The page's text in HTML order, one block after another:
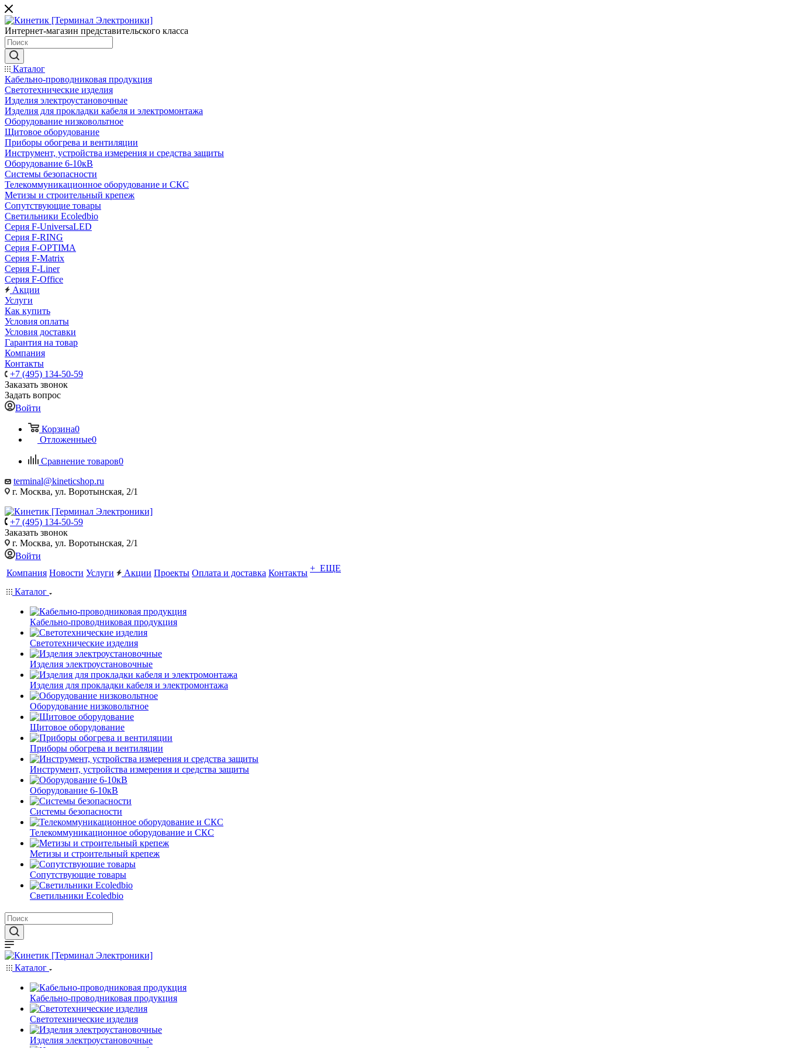
Интернет-магазин представительского класса
Каталог
Кабельно-проводниковая продукция
Светотехнические изделия
Изделия электроустановочные
Изделия для прокладки кабеля и электромонтажа
Оборудование низковольтное
Щитовое оборудование
Приборы обогрева и вентиляции
Инструмент, устройства измерения и средства защиты
Оборудование 6-10кВ
Системы безопасности
Телекоммуникационное оборудование и СКС
Метизы и строительный крепеж
Сопутствующие товары
Светильники Ecoledbio
Серия F-UniversaLED
Серия F-RING
Серия F-OPTIMA
Серия F-Matrix
Серия F-Liner
Серия F-Office
Акции
Услуги
Как купить
Условия оплаты
Условия доставки
Гарантия на товар
Компания
Контакты
+7 (495) 134-50-59
Заказать звонок
Задать вопрос
Войти
Корзина0
Отложенные0
Сравнение товаров0
terminal@kineticshop.ru
г. Москва, ул. Воротынская, 2/1
+7 (495) 134-50-59
Заказать звонок
г. Москва, ул. Воротынская, 2/1
Войти
Компания Новости Услуги Акции Проекты Оплата и доставка Контакты + ЕЩЕ
Каталог
Кабельно-проводниковая продукция
Светотехнические изделия
Изделия электроустановочные
Изделия для прокладки кабеля и электромонтажа
Оборудование низковольтное
Щитовое оборудование
Приборы обогрева и вентиляции
Инструмент, устройства измерения и средства защиты
Оборудование 6-10кВ
Системы безопасности
Телекоммуникационное оборудование и СКС
Метизы и строительный крепеж
Сопутствующие товары
Светильники Ecoledbio
Каталог
Кабельно-проводниковая продукция
Светотехнические изделия
Изделия электроустановочные